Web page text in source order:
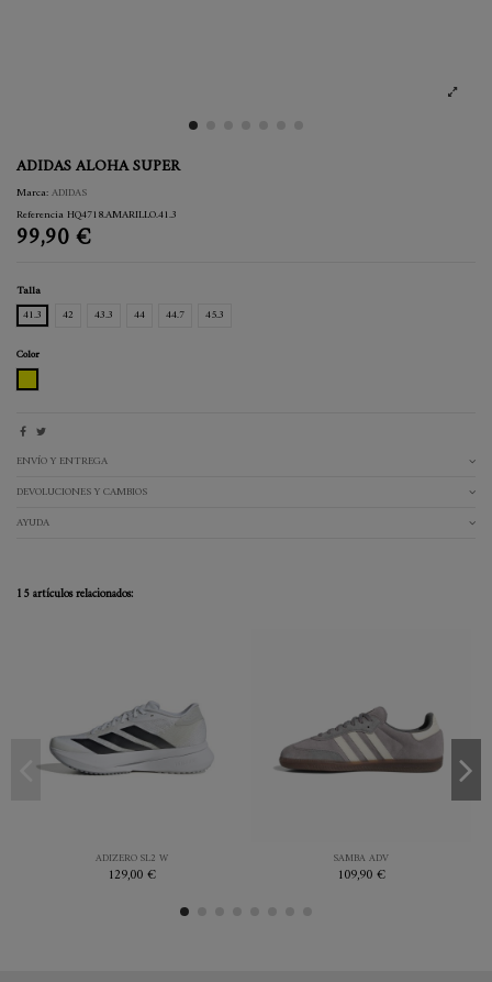
ADIDAS ALOHA SUPER
Marca:ADIDAS
ReferenciaHQ4718.AMARILLO.41.3
99,90 €
Talla
41.3
42 43.3 44 44.7 45.3
Color
ENVÍO Y ENTREGA
DEVOLUCIONES Y CAMBIOS
AYUDA
15 artículos relacionados:
ADIZERO SL2 W
129,00 €
Añadir al carrito
SAMBA ADV
109,90 €
GREY